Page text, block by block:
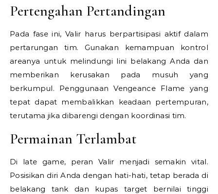
Pertengahan Pertandingan
Pada fase ini, Valir harus berpartisipasi aktif dalam
pertarungan tim. Gunakan kemampuan kontrol
areanya untuk melindungi lini belakang Anda dan
memberikan kerusakan pada musuh yang
berkumpul. Penggunaan Vengeance Flame yang
tepat dapat membalikkan keadaan pertempuran,
terutama jika dibarengi dengan koordinasi tim.
Permainan Terlambat
Di late game, peran Valir menjadi semakin vital.
Posisikan diri Anda dengan hati-hati, tetap berada di
belakang tank dan kupas target bernilai tinggi